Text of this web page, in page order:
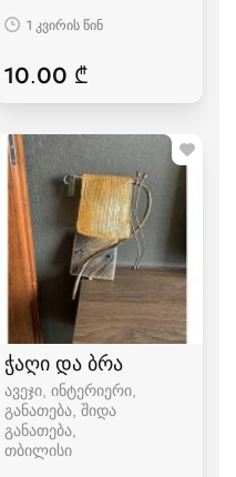
1 კვირის წინ
10.00 ₾
ბრით
ჭაღი და ბრა
ავეჯი, ინტერიერი,
განათება, შიდა
განათება
თბილისი